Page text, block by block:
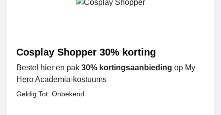
Cosplay Shopper 30% korting
Bestel hier en pak 30% kortingsaanbieding op My
Hero Academia-kostuums
Geldig Tot: Onbekend